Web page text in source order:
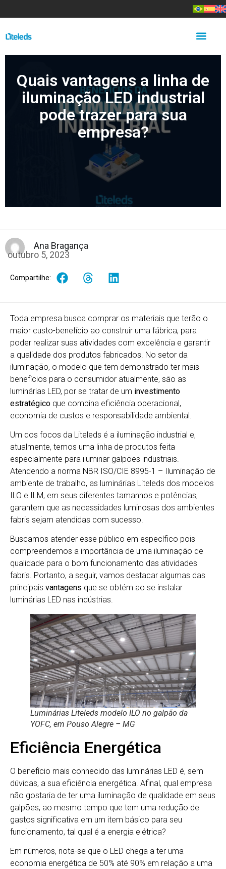
Quais vantagens a linha de
iluminação LED industrial
pode trazer para sua
empresa?
Ana Bragança
outubro 5, 2023
Compartilhe:
Toda empresa busca comprar os materiais que terão o
maior custo-benefício ao construir uma fábrica, para
poder realizar suas atividades com excelência e garantir
a qualidade dos produtos fabricados. No setor da
iluminação, o modelo que tem demonstrado ter mais
benefícios para o consumidor atualmente, são as
luminárias LED, por se tratar de um investimento
estratégico que combina eficiência operacional,
economia de custos e responsabilidade ambiental.
Um dos focos da Liteleds é a iluminação industrial e,
atualmente, temos uma linha de produtos feita
especialmente para iluminar galpões industriais.
Atendendo a norma NBR ISO/CIE 8995-1 – Iluminação de
ambiente de trabalho, as luminárias Liteleds dos modelos
ILO e ILM, em seus diferentes tamanhos e potências,
garantem que as necessidades luminosas dos ambientes
fabris sejam atendidas com sucesso.
Buscamos atender esse público em específico pois
compreendemos a importância de uma iluminação de
qualidade para o bom funcionamento das atividades
fabris. Portanto, a seguir, vamos destacar algumas das
principais vantagens que se obtém ao se instalar
luminárias LED nas indústrias.
Luminárias Liteleds modelo ILO no galpão da
YOFC, em Pouso Alegre – MG
Eficiência Energética
O benefício mais conhecido das luminárias LED é, sem
dúvidas, a sua eficiência energética. Afinal, qual empresa
não gostaria de ter uma iluminação de qualidade em seus
galpões, ao mesmo tempo que tem uma redução de
gastos significativa em um item básico para seu
funcionamento, tal qual é a energia elétrica?
Em números, nota-se que o LED chega a ter uma
economia energética de 50% até 90% em relação a uma